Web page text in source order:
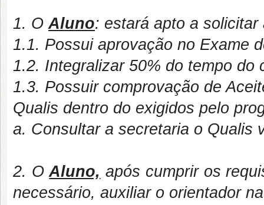
1. OAluno: estará apto a
1.1. Possui aprovação no Exame
1.2. Integralizar 50% do tempo do
1.3. Possuir comprovação de
Qualis dentro do exigidos pelo
a. Consultar a secretaria o Qualis
2. OAluno, após cumprir os
necessário, auxiliar o orientador